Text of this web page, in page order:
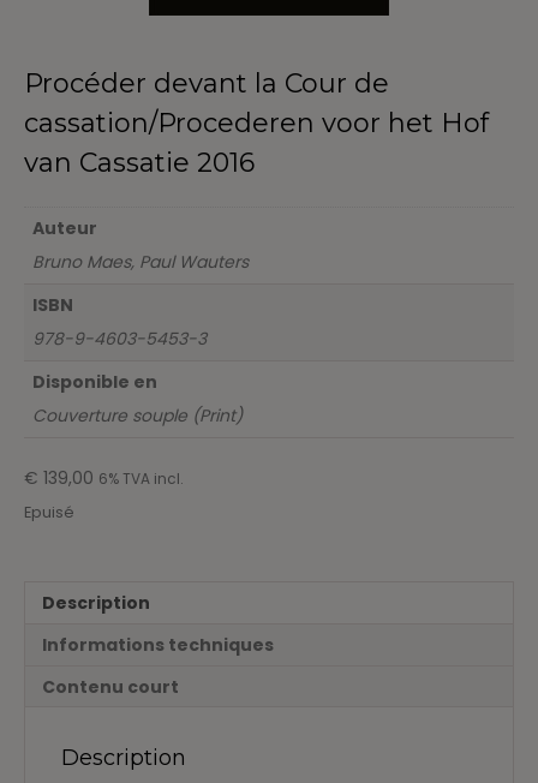
Procéder devant la Cour de
cassation/Procederen voor het Hof
van Cassatie 2016
Auteur
Bruno Maes, Paul Wauters
ISBN
978-9-4603-5453-3
Disponible en
Couverture souple (Print)
€ 139,00 6% TVA incl.
Epuisé
Description
Informations techniques
Contenu court
Description